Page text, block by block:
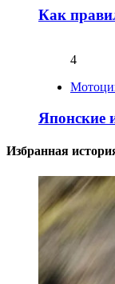
Как
4
Японские
Избранная